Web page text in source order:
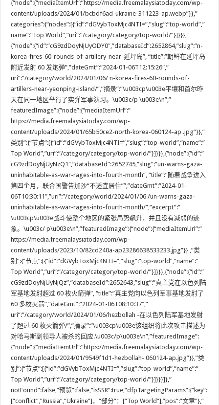
{“node”:{“mediaItemUrl”:”https://media.freemalaysiatoday.com/wp-
content/uploads/2024/01/bcbdf6ad-ukraine-311223-ap.webp”}},”
categories”:{“nodes”:[{“id”:”dGVybToxMjc4NTI=”,”slug”:”top-world”,”
name”:”Top World”,”uri”:”/category/category/top-world/”}]}}},
{“node”:{“id”:”cG9zdDoyNjUyODY0″,”databaseId”:2652864,”slug”:”n-
korea-fires-60-rounds-of-artillery-near-延坪岛”, “title”:”朝鲜在延坪岛
附近发射 60 发炮弹”,”dateGmt”:”2024-01-06T12:15:26″,”
uri”:”/category/world/2024/01/06/ n-korea-fires-60-rounds-of-
artillers-near-yeonping-island/”,”摘录”:”\u003cp\u003e平壤和首尔昨
天在同一地区举行了实弹军事演习。\u003c/p \u003e\n”,”
featuredImage”:{“node”:{“mediaItemUrl”:”
https://media.freemalaysiatoday.com/wp-
content/uploads/2024/01/65b50ce2-north-korea-060124-ap .jpg”}},”
类别”:{“节点”:[{“id”:”dGVybToxMjc4NTI=”,”slug”:”top-world”,”name”:”
Top World”,”uri”:”/category/category/top-world/”}]}}},{“node”:{“id”:”
cG9zdDoyNjUyNzQ1″,”databaseId”:2652745,”slug”:”un-warns-gaza-
uninhabitable-as-war-rages-into-fourth-month”, “title”:”随着战争进入
第四个月，联合国警告加沙“不适宜居住””,”dateGmt”:”2024-01-
06T10:30:11″,”uri”:”/category/world/2024/01/06 /un-warns-gaza-
uninhabitable-as-war-rages-into-fourth-month/”,”excerpt”:”
\u003cp\u003e战斗使整个地区的紧张局势飙升，并且没有减弱的迹
象。\u003c/ p\u003e\n”,”featuredImage”:{“node”:{“mediaItemUrl”:”
https://media.freemalaysiatoday.com/wp-
content/uploads/2023/10/82cd240a-ap23286638533233.jpg”}} ,”类
别”:{“节点”:[{“id”:”dGVybToxMjc4NTI=”,”slug”:”top-world”,”name”:”
Top World”,”uri”:”/category/category/top-world/”}]}}},{“node”:{“id”:”
cG9zdDoyNjUyNjQz”,”databaseId”:2652643,”slug”:”真主党在以色列陆
军基地发射超过 60 枚火​​箭弹”, “title”:”真主党向以色列军事基地发射了
60 多枚火箭”,”dateGmt”:”2024-01-06T08:10:37″,”
uri”:”/category/world/2024/01/06/hezbollah -在以色列陆军基地发射
了超过 60 枚火​​箭弹/”,”摘录”:”\u003cp\u003e该组织将此次攻击描述为
对哈马斯副领导人被杀的回应.\u003c/p\u003e\n”,”featuredImage”:
{“node”:{“mediaItemUrl”:”https://media.freemalaysiatoday.com/wp-
content/uploads/2024/01/9549f1d1-hezbollah- 060124-ap.jpg”}},”类
别”:{“节点”:[{“id”:”dGVybToxMjc4NTI=”,”slug”:”top-world”,”name”:”
Top World”,”uri”:”/category/category/top-world/”}]}}}]},”
notFound”:false,”预览”:false,”isSSR”:true,”dfpTargetingParams”:{“key”:
[“conflict”,”Russia”,”Ukraine”]，“部分”：[“Top World”],”pos”:”文章”},”